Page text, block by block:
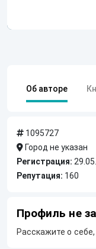
Об авторе
1095727
Город не указан
Регистрация:
Репутация: 160
Профиль не
Расскажите о